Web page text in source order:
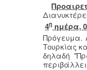
4η ημέρα,
Πρόγευμα.
Τουρκίας
δηλαδή